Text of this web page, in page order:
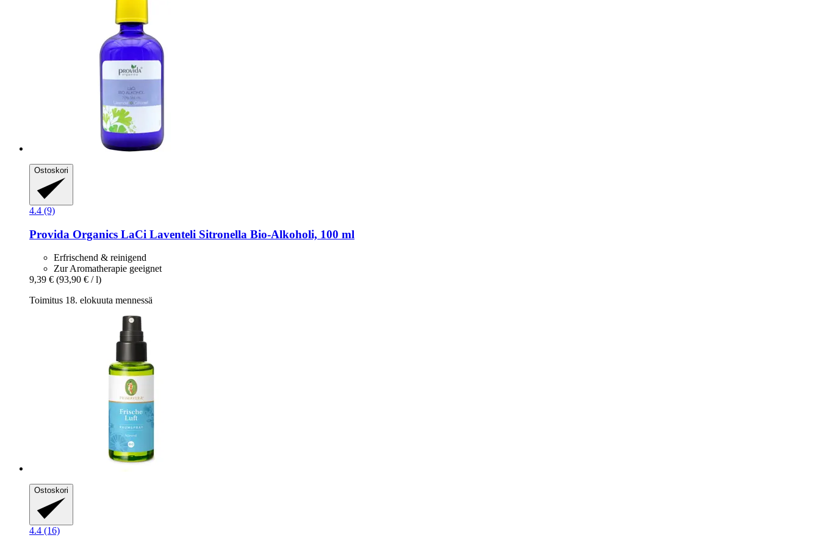
Ostoskori
4.4 (9)
Provida Organics LaCi Laventeli Sitronella Bio-​Alkoholi, 100 ml
Erfrischend & reinigend
Zur Aromatherapie geeignet
9,39 € (93,90 € / l)
Toimitus 18. elokuuta mennessä
Ostoskori
4.4 (16)